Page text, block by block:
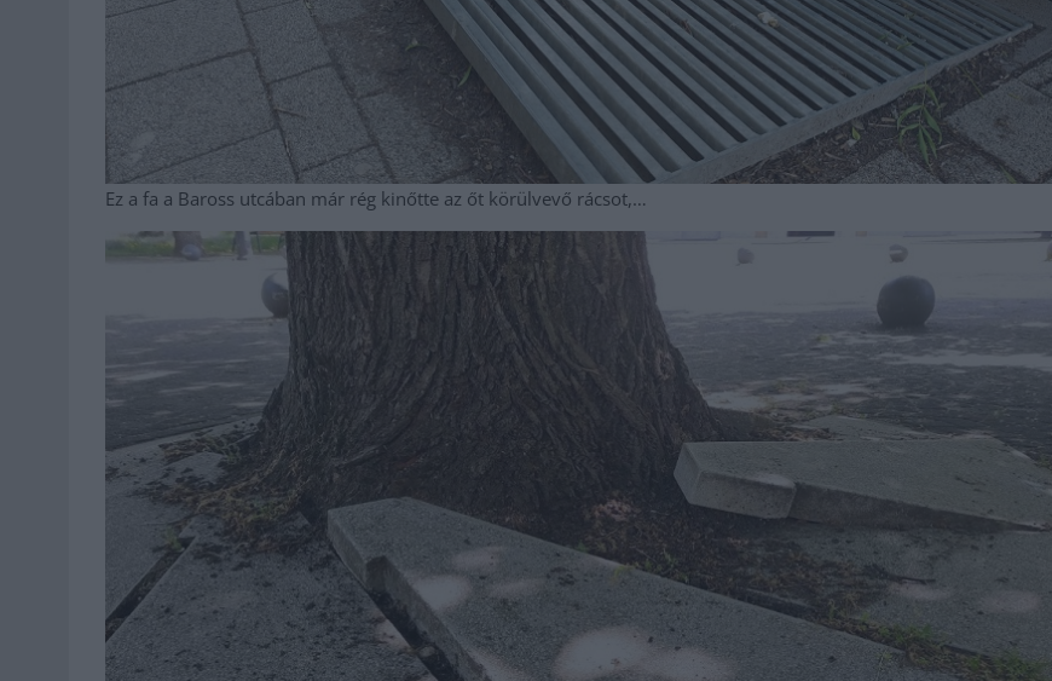
Ez a fa a Baross utcában már rég kinőtte az őt körülvevő rácsot,…